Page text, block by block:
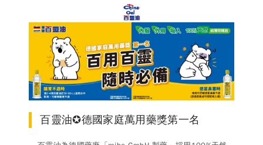
百靈油✪德國家庭萬用藥獎第一名
嚴選好物
優質品牌
德風消息
所有訊息 營養知識 會員辦法
活動訊息